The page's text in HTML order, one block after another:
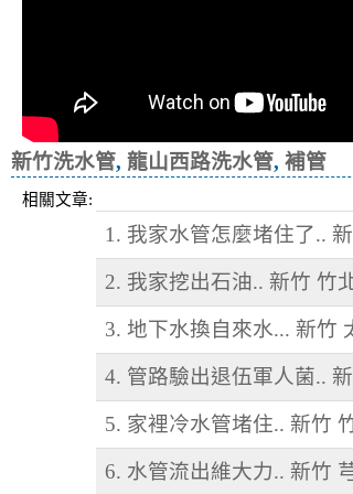
新竹洗水管, 龍山西路洗水管, 補管
相關文章:
1. 我家水管怎麼堵住了..
2. 我家挖出石油.. 新竹 竹
3. 地下水換自來水... 新竹
4. 管路驗出退伍軍人菌..
5. 家裡冷水管堵住.. 新竹
6. 水管流出維大力.. 新竹